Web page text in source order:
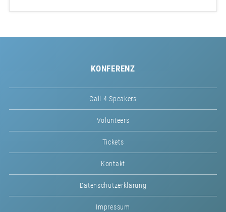
KONFERENZ
Call 4 Speakers
Volunteers
Tickets
Kontakt
Datenschutzerklärung
Impressum